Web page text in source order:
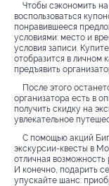
Чтобы сэкономить
воспользоваться
понравившееся
условиями: место и
условия записи.
отобразится в личном
предъявить
После этого
организатора есть в
получить скидку на
увлекательное
С помощью акций
экскурсии-квесты в
отличная возможность
И конечно, подарить
упускайте шанс: